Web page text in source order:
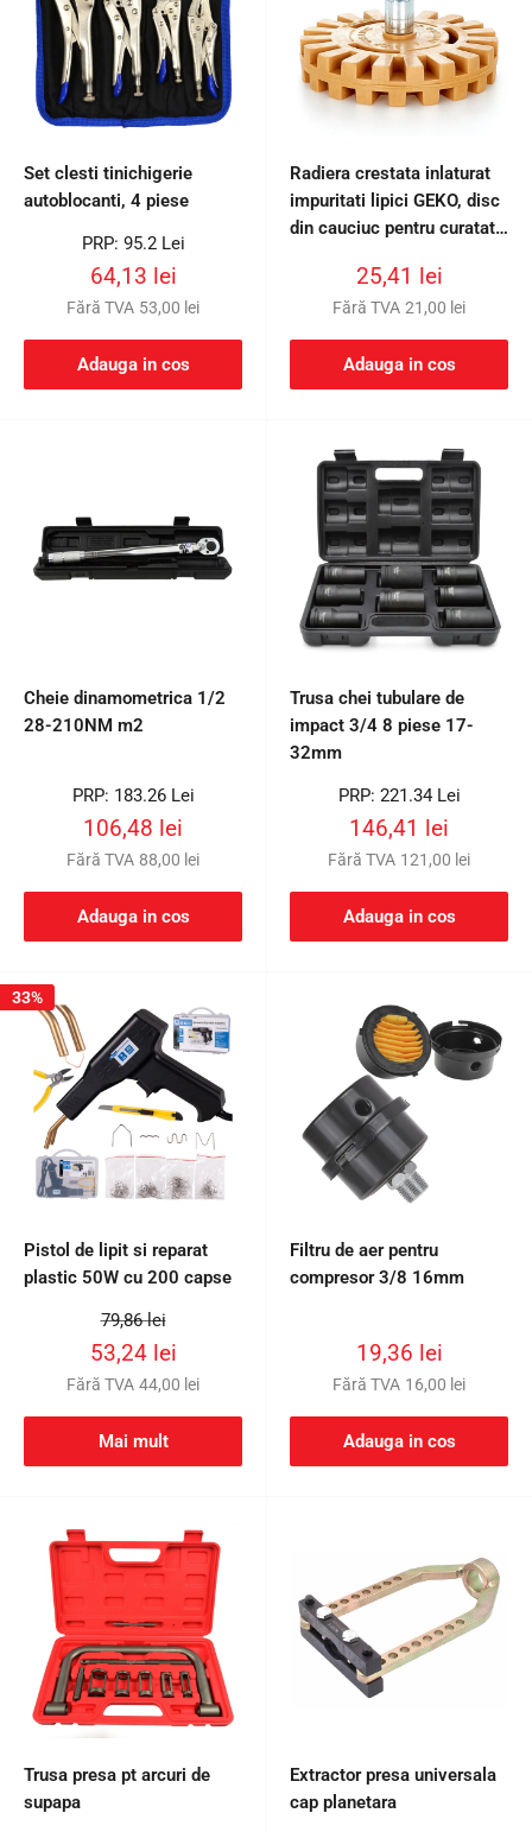
Set clesti tinichigerie
autoblocanti, 4 piese
Preț
PRP: 95.2 Lei
Preț
redus
64,13 lei
Fără TVA 53,00 lei
Adauga in cos
Radiera crestata inlaturat
impuritati lipici GEKO, disc
din cauciuc pentru curatat
Preț
redus
25,41 lei
Fără TVA 21,00 lei
Adauga in cos
Cheie dinamometrica 1/2
28-210NM m2
Preț
PRP: 183.26 Lei
Preț
redus
106,48 lei
Fără TVA 88,00 lei
Adauga in cos
Trusa chei tubulare de
impact 3/4 8 piese 17-
32mm
Preț
PRP: 221.34 Lei
Preț
redus
146,41 lei
Fără TVA 121,00 lei
Adauga in cos
33%
Pistol de lipit si reparat
plastic 50W cu 200 capse
Preț
79,86 lei
Preț
redus
53,24 lei
Fără TVA 44,00 lei
Mai mult
Filtru de aer pentru
compresor 3/8 16mm
Preț
redus
19,36 lei
Fără TVA 16,00 lei
Adauga in cos
Trusa presa pt arcuri de
supapa
Extractor presa universala
cap planetara